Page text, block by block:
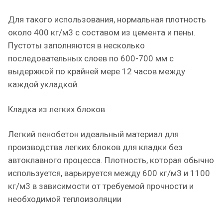
Для такого использования, нормальная плотность
около 400 кг/м3 с составом из цемента и пены.
Пустоты заполняются в несколько
последовательных слоев по 600-700 мм с
выдержкой по крайней мере 12 часов между
каждой укладкой.
Кладка из легких блоков
Легкий пенобетон идеальный материал для
производства легких блоков для кладки без
автоклавного процесса. Плотность, которая обычно
используется, варьируется между 600 кг/м3 и 1100
кг/м3 в зависимости от требуемой прочности и
необходимой теплоизоляции